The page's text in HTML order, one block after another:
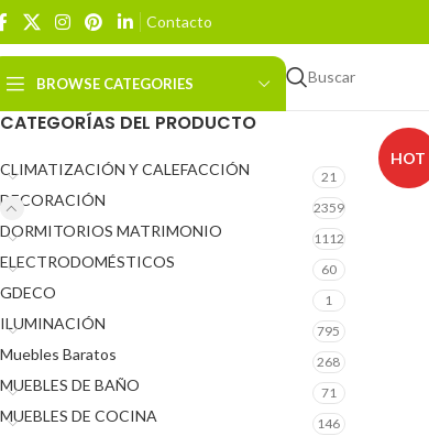
Contacto
BROWSE CATEGORIES Buscar
CATEGORÍAS DEL PRODUCTO
CLIMATIZACIÓN Y CALEFACCIÓN 21
DECORACIÓN 2359
DORMITORIOS MATRIMONIO 1112
ELECTRODOMÉSTICOS 60
GDECO 1
ILUMINACIÓN 795
Muebles Baratos 268
MUEBLES DE BAÑO 71
MUEBLES DE COCINA 146
HOT